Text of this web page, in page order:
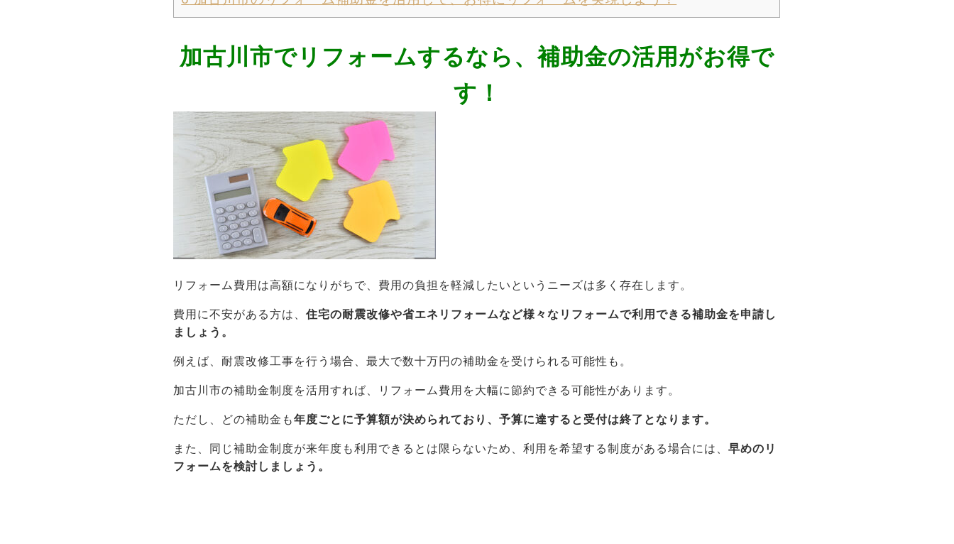
加古川市でリフォームするなら、補助金の活用がお得で
す！
リフォーム費用は高額になりがちで、費用の負担を軽減したいというニーズは多く存在します。
費用に不安がある方は、住宅の耐震改修や省エネリフォームなど様々なリフォームで利用できる補助金を申請し
ましょう。
例えば、耐震改修工事を行う場合、最大で数十万円の補助金を受けられる可能性も。
加古川市の補助金制度を活用すれば、リフォーム費用を大幅に節約できる可能性があります。
ただし、どの補助金も年度ごとに予算額が決められており、予算に達すると受付は終了となります。
また、同じ補助金制度が来年度も利用できるとは限らないため、利用を希望する制度がある場合には、早めのリ
フォームを検討しましょう。